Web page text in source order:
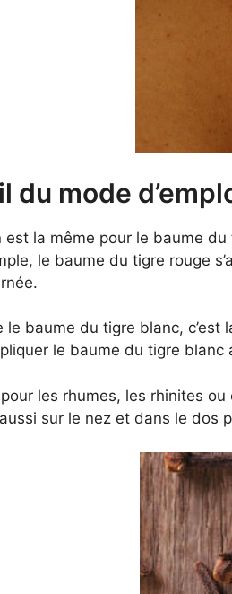
du mode
est la même pour le baume
le baume du tigre rouge
le baume du tigre blanc,
le baume du tigre
les rhumes, les rhinites
sur le nez et dans le dos